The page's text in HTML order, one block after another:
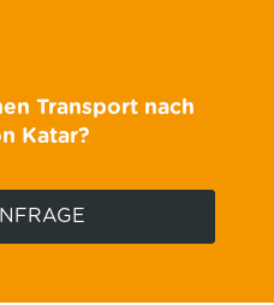
Transport nach
Katar?